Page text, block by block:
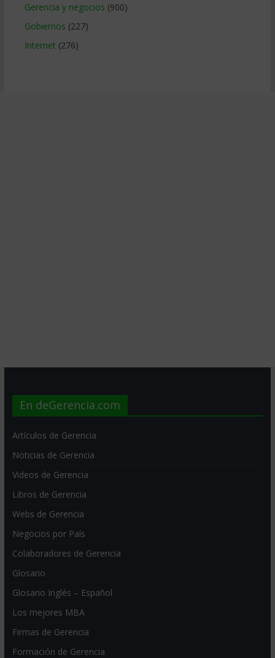
Gerencia y negocios (900)
Gobiernos (227)
Internet (276)
En deGerencia.com
Artículos de Gerencia
Noticias de Gerencia
Videos de Gerencia
Libros de Gerencia
Webs de Gerencia
Negocios por País
Colaboradores de Gerencia
Glosario
Glosario Inglés – Español
Los mejores MBA
Firmas de Gerencia
Formación de Gerencia